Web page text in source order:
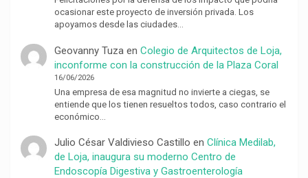
ocasionar este proyecto de inversión privada. Los
apoyamos desde las ciudades…
Geovanny Tuzaen Colegio de Arquitectos de Loja,
inconforme con la construcción de la Plaza Coral
16/06/2026
Una empresa de esa magnitud no invierte a ciegas, se
entiende que los tienen resueltos todos, caso contrario el
económico…
Julio César Valdivieso Castillo en Clínica Medilab,
de Loja, inaugura su moderno Centro de
Endoscopía Digestiva y Gastroenterología